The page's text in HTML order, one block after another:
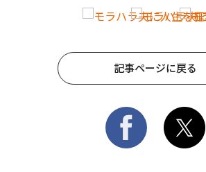
記事ページに戻る